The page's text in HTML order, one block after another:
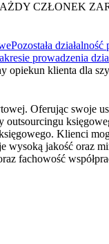
CZŁONEK
Pozostała
prowadzenia
opiekun klienta dla
Oferując swoje
outsourcingu
Klienci
jakość oraz
fachowość